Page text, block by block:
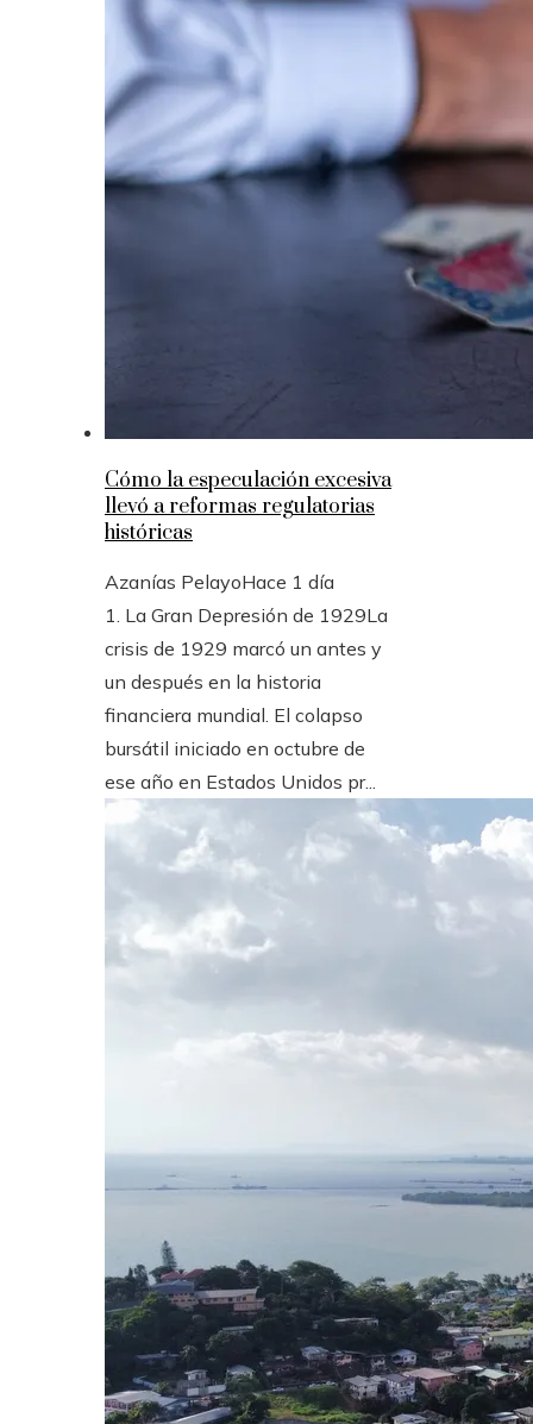
Cómo la especulación excesiva
llevó a reformas regulatorias
históricas
Azanías PelayoHace 1 día
1. La Gran Depresión de 1929La
crisis de 1929 marcó un antes y
un después en la historia
financiera mundial. El colapso
bursátil iniciado en octubre de
ese año en Estados Unidos pr...